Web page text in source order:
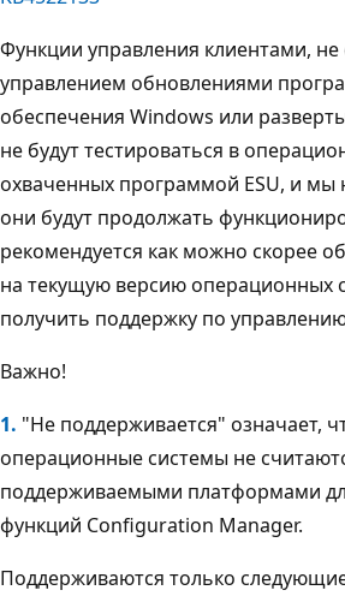
Функции управления клиентами, не
управлением обновлениями
обеспечения Windows или
не будут тестироваться в
охваченных программой ESU, и мы
они будут продолжать
рекомендуется как можно скорее
на текущую версию операционных
получить поддержку по
Важно!
1. "Не поддерживается" означает,
операционные системы не
поддерживаемыми платформами
функций Configuration Manager.
Поддерживаются только